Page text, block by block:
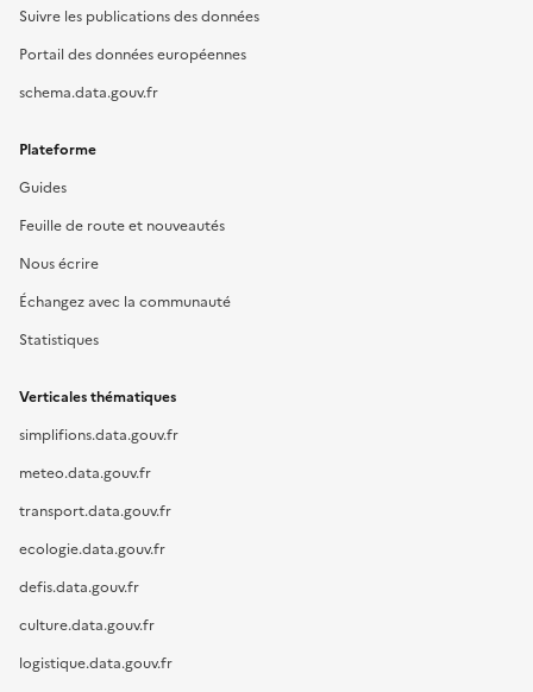
Suivre les publications des données
Portail des données européennes
schema.data.gouv.fr
Plateforme
Guides
Feuille de route et nouveautés
Nous écrire
Échangez avec la communauté
Statistiques
Verticales thématiques
simplifions.data.gouv.fr
meteo.data.gouv.fr
transport.data.gouv.fr
ecologie.data.gouv.fr
defis.data.gouv.fr
culture.data.gouv.fr
logistique.data.gouv.fr